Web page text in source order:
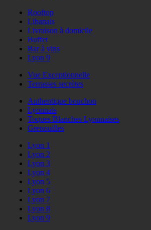
Rooftop
Libanais
Livraison à domicile
Buffet
Bar à vins
Lyon 9
Vue Exceptionnelle
Terrasses secrètes
Authentique bouchon
Lyonnais
Toques Blanches Lyonnaises
Grenouilles
Lyon 1
Lyon 2
Lyon 3
Lyon 4
Lyon 5
Lyon 6
Lyon 7
Lyon 8
Lyon 9